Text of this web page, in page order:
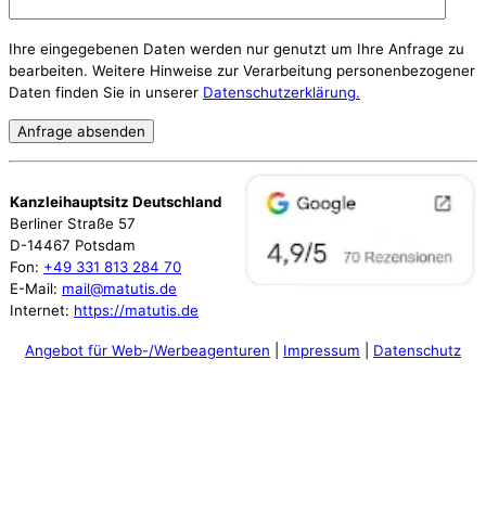
Ihre eingegebenen Daten werden nur genutzt um Ihre Anfrage zu
bearbeiten. Weitere Hinweise zur Verarbeitung personenbezogener
Daten finden Sie in unserer Datenschutzerklärung.
Kanzleihauptsitz Deutschland
Berliner Straße 57
D-14467 Potsdam
Fon: +49 331 813 284 70
E-Mail: mail@matutis.de
Internet: https://matutis.de
Angebot für Web-/Werbeagenturen Impressum Datenschutz